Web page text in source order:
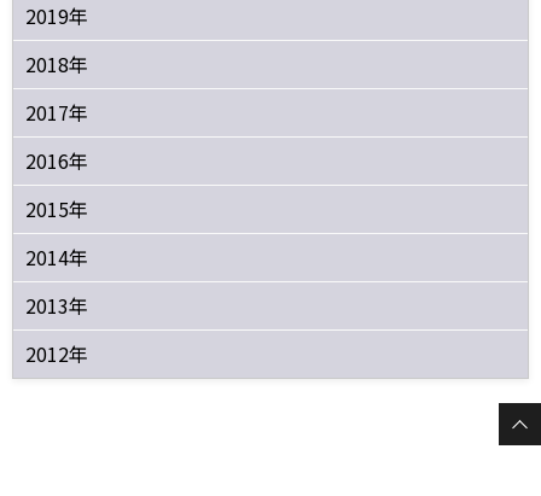
2019年
2018年
2017年
2016年
2015年
2014年
2013年
2012年